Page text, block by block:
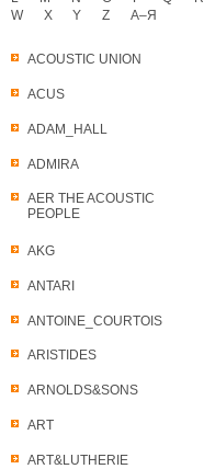
ACOUSTIC UNION
ACUS
ADAM_HALL
ADMIRA
AER THE ACOUSTIC
PEOPLE
AKG
ANTARI
ANTOINE_COURTOIS
ARISTIDES
ARNOLDS&SONS
ART
ART&LUTHERIE
W
X Y Z А–Я